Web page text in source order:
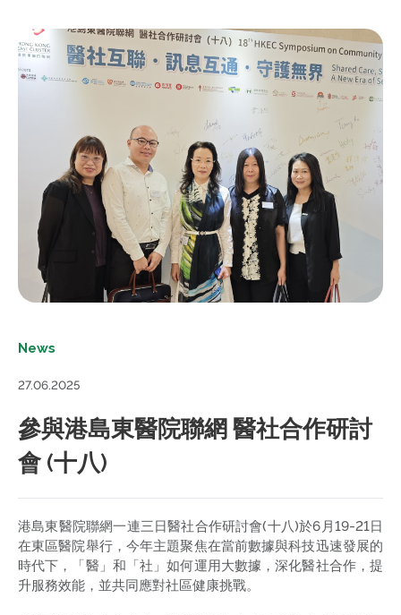
News
27.06.2025
參與港島東醫院聯網 醫社合作研討
會 (十八)
港島東醫院聯網一連三日醫社合作研討會(十八)於6月19-21日
在東區醫院舉行，今年主題聚焦在當前數據與科技迅速發展的
時代下，「醫」和「社」如何運用大數據，深化醫社合作，提
升服務效能，並共同應對社區健康挑戰。